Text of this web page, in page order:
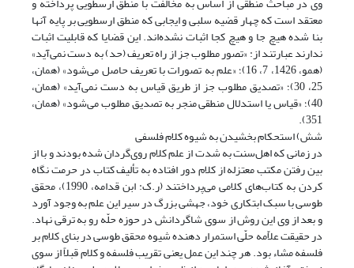
معتقد است که چهار قضیه سلبی و ایجابی که منطق ارسطویی بر پایه آنها
بنا شده هیچ جا و هیچ کجا اثبات نشده‌اند. این قضایا که قابلیت اثبات
ندارند عبارتند از: «تصور مطلوب جز از راه تعریف (حد) به دست نمی‌آید»
(همو، 1426، 7، 16)؛ «علم به تصورات با تعریف حاصل می‌شود» (همان،
25، 30)؛ «تصدیق مطلوب جز از طریق قیاس به دست نمی‌آید» (همان،
40)؛ «قیاس یا استدلال منطقی منجر به تصدیق مطلوب می‌شود» (همان،
351).
شش) استحکام بخشیدن به شیوه کلام فلسفی
در زمانی که اهل‌سنت به شدت از علم کلام روی‌گردان شده بودند و با از
بین رفتن مکتب معتزله از کلام دور افتاده به تألیف کتاب در حرمت نگاه
کردن به کتاب‌های کلامی می‌پرداختند (ر.ک: ابن قدامه، 1990)، محقق
طوسی با سبک ابتکاری خود، جهشی بزرگ در سیر این علم به وجود آورد
و بعد از وی این روش از سوی شاگردانش در حوزه حلّه رو به ترقی نهاد.
در حقیقت علاّمه حلّی استمرار دهنده شیوه محقق طوسی در بنای کلام بر
فلسفه مشاء بود. هر چند این عمل یعنی تقریب فلسفه و کلام قبلاً از سوی